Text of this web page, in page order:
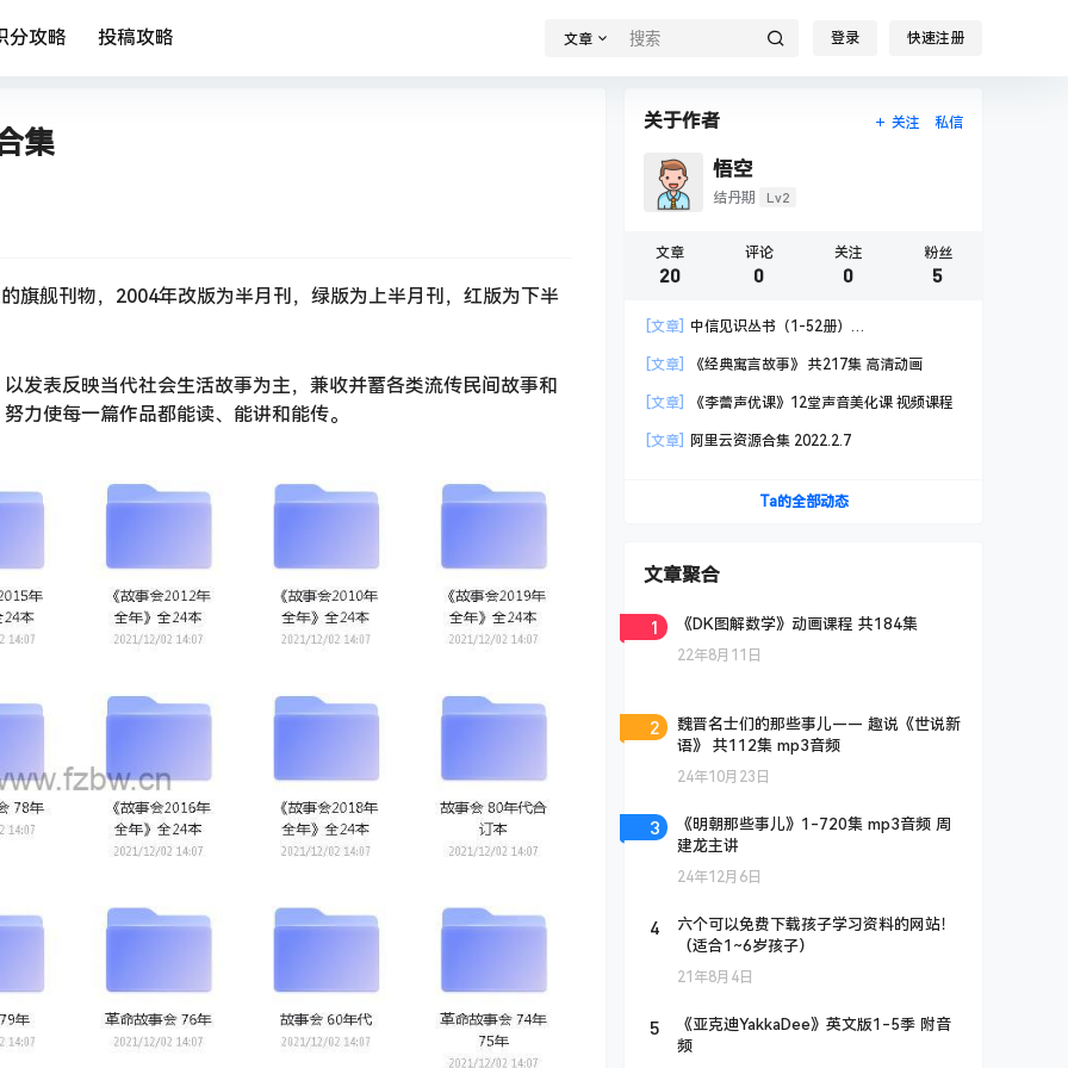
分攻略 投稿攻略 文章 登录 快速注册
集
旗舰刊物，2004年改版为半月刊，绿版为上半月刊，红版为下半
发表反映当代社会生活故事为主，兼收并蓄各类流传民间故事和
力使每一篇作品都能读、能讲和能传。
关于作者 关注 私信
悟空
结丹期 Lv2
文章
20
评论
0
关注
0
粉丝
5
[文章]
中信见识丛书（1-52册）
[文章]
《经典寓言故事》 共217集 高清动画
[文章] 《李蕾声优课》12堂声音美化课 视频课程
[文章] 阿里云资源合集 2022.2.7
Ta的全部动态
文章聚合
1 《DK图解数学》动画课程 共184集
22年8月11日
2
魏晋名士们的那些事儿—— 趣说《世说新
语》 共112集 mp3音频
24年10月23日
3
《明朝那些事儿》1-720集 mp3音频 周
建龙主讲
24年12月6日
4
六个可以免费下载孩子学习资料的网站！
（适合1~6岁孩子）
21年8月4日
5
《亚克迪YakkaDee》英文版1-5季 附音
频